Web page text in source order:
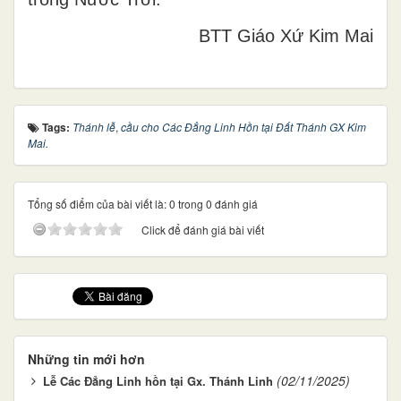
BTT Giáo Xứ Kim Mai
Tags: Thánh lễ, cầu cho Các Đẳng Linh Hồn tại Đất Thánh GX Kim
Mai.
Tổng số điểm của bài viết là: 0 trong 0 đánh giá
Click để đánh giá bài viết
Những tin mới hơn
Lễ Các Đẳng Linh hồn tại Gx. Thánh Linh (02/11/2025)